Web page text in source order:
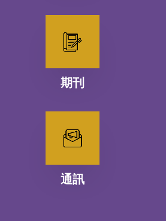
期刊
通訊